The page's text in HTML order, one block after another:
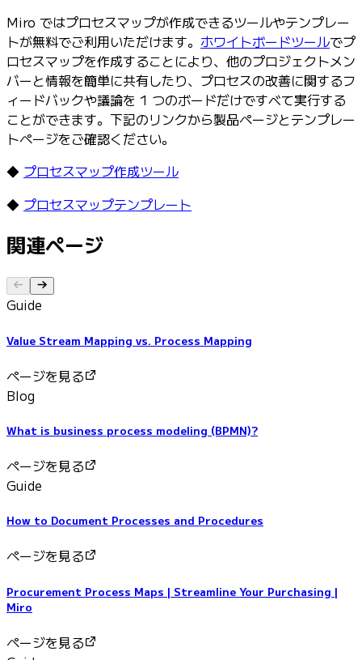
Miro ではプロセスマップが作成できるツールやテンプレー
トが無料でご利用いただけます。 ホワイトボードツールでプ
ロセスマップを作成することにより、他のプロジェクトメン
バーと情報を簡単に共有したり、プロセスの改善に関するフ
ィードバックや議論を 1 つのボードだけですべて実行する
ことができます。下記のリンクから製品ページとテンプレー
トページをご確認ください。
◆ プロセスマップ作成ツール
◆ プロセスマップテンプレート
関連ページ
Guide
Value Stream Mapping vs. Process Mapping
ページを見る
Blog
What is business process modeling (BPMN)?
ページを見る
Guide
How to Document Processes and Procedures
ページを見る
Procurement Process Maps | Streamline Your Purchasing |
Miro
ページを見る